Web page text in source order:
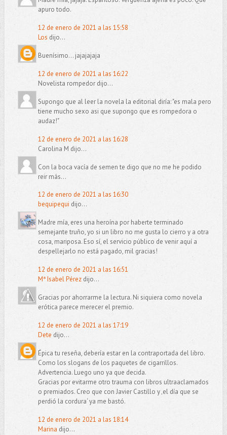
apuro todo.
12 de enero de 2021 a las 15:58
Los dijo...
Buenísimo... jajajajaja
12 de enero de 2021 a las 16:22
Novelista rompedor dijo...
Supongo que al leer la novela la editorial diría: "es mala pero
tiene mucho sexo asi que supongo que es rompedora o
audaz!"
12 de enero de 2021 a las 16:28
Carolina M dijo...
Con la boca vacía de semen te digo que no me he podido
reir más...
12 de enero de 2021 a las 16:30
bequipequi dijo...
Madre mía, eres una heroína por haberte terminado
semejante truño, yo si un libro no me gusta lo cierro y a otra
cosa, mariposa. Eso sí, el servicio público de venir aquí a
despellejarlo no está pagado, mil gracias!
12 de enero de 2021 a las 16:51
Mª Isabel Pérezdijo...
Gracias por ahorrarme la lectura. Ni siquiera como novela
erótica parece merecer el premio.
12 de enero de 2021 a las 17:19
Dete dijo...
Épica tu reseña, debería estar en la contraportada del libro.
Como los slogans de los paquetes de cigarrillos.
Advertencia. Luego uno ya que decida.
Gracias por evitarme otro trauma con libros ultraaclamados
o premiados. Creo que con Javier Castillo y ‚el día que se
perdió la cordura‘ ya me bastó.
12 de enero de 2021 a las 18:14
Marina dijo...